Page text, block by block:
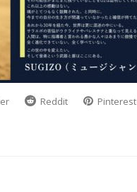
Reddit Pinterest